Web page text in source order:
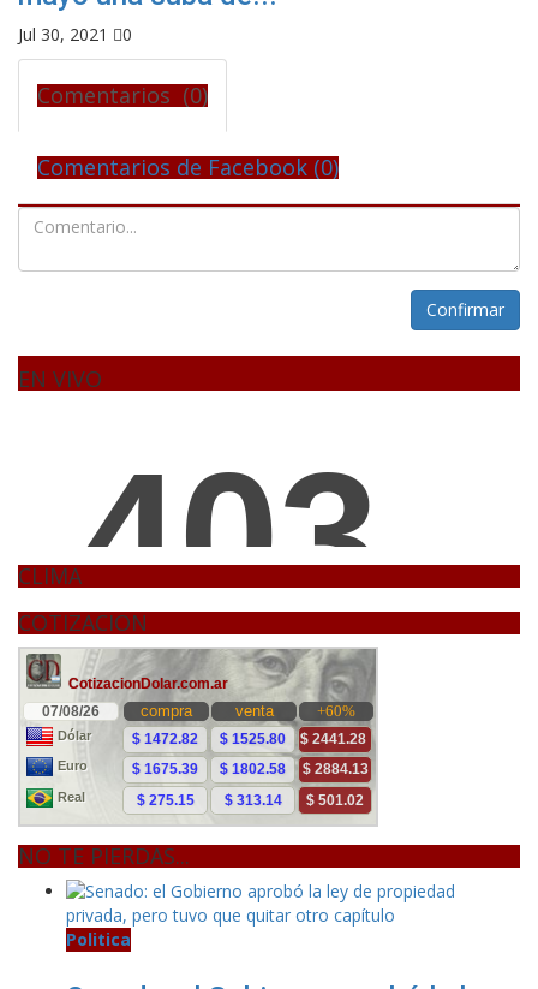
Jul 30, 2021 0
Comentarios (0)
Comentarios de Facebook (0)
Confirmar
EN VIVO
CLIMA
COTIZACION
NO TE PIERDAS...
Politica